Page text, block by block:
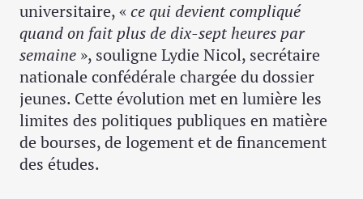
universitaire, « ce qui devient compliqué
quand on fait plus de dix-sept heures par
semaine », souligne Lydie Nicol, secrétaire
nationale confédérale chargée du dossier
jeunes. Cette évolution met en lumière les
limites des politiques publiques en matière
de bourses, de logement et de financement
des études.